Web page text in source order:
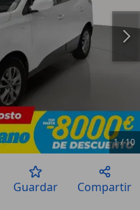
1/10
Guardar Compartir